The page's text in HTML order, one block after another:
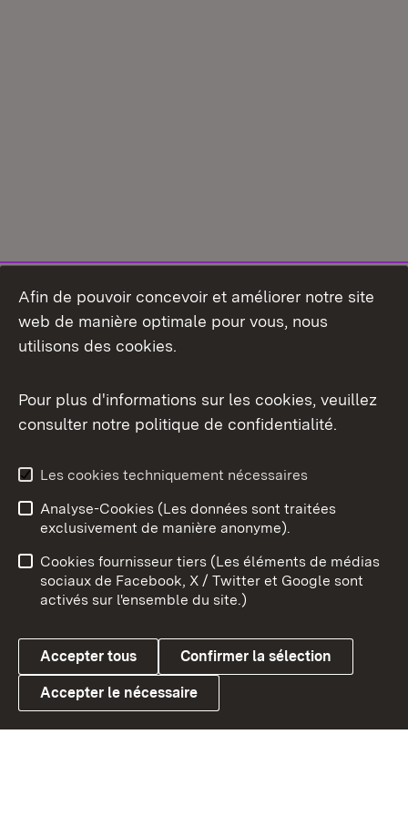
Aperçu des thèmes
Link zum Landesportal
Conseils d'utilisation
Confidentialité
Cookies
Afin de pouvoir concevoir et améliorer notre site
web de manière optimale pour vous, nous
utilisons des cookies.
Pour plus d'informations sur les cookies, veuillez
consulter notre politique de confidentialité.
Les cookies techniquement nécessaires
Analyse-Cookies (Les données sont traitées
exclusivement de manière anonyme).
Cookies fournisseur tiers (Les éléments de médias
sociaux de Facebook, X / Twitter et Google sont
activés sur l'ensemble du site.)
Accepter tous Confirmer la sélection
Accepter le nécessaire